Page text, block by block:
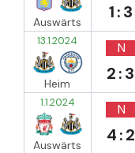
Auswärts 1:3
13.1.2024
Heim
N
2:3
1.1.2024
Auswärts
N
4:2